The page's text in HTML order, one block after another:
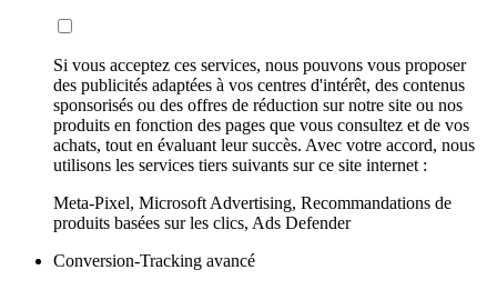
Si vous acceptez ces services, nous pouvons vous proposer
des publicités adaptées à vos centres d'intérêt, des contenus
sponsorisés ou des offres de réduction sur notre site ou nos
produits en fonction des pages que vous consultez et de vos
achats, tout en évaluant leur succès. Avec votre accord, nous
utilisons les services tiers suivants sur ce site internet :
Meta-Pixel, Microsoft Advertising, Recommandations de
produits basées sur les clics, Ads Defender
Conversion-Tracking avancé